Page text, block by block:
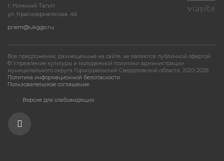
г. Нижний Тагил
ул. Красноармейская, 46
priem@ukggo.ru
Все предложения, размещенные на сайте, не являются публичной офертой.
© Управление культуры и молодежной политики администрации
муниципального округа Горноуральский Свердловской области, 2020-2026
Политика информационной безопасности
Пользовательское соглашение
Версия для слабовидящих